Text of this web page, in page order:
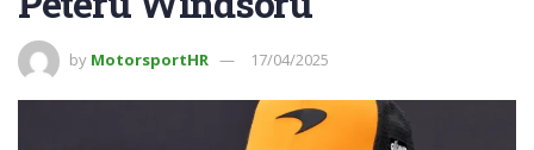
by MotorsportHR 17/04/2025